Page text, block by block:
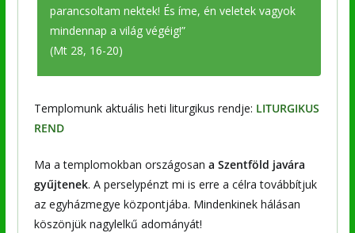
parancsoltam nektek! És íme, én veletek vagyok
mindennap a világ végéig!”
(Mt 28, 16-20)
Templomunk aktuális heti liturgikus rendje: LITURGIKUS
REND
Ma a templomokban országosan a Szentföld javára
gyűjtenek. A perselypénzt mi is erre a célra továbbítjuk
az egyházmegye központjába. Mindenkinek hálásan
köszönjük nagylelkű adományát!